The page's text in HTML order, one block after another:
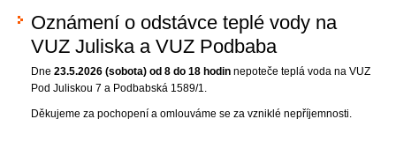
Oznámení o odstávce teplé vody na
VUZ Juliska a VUZ Podbaba
Dne 23.5.2026 (sobota) od 8 do 18 hodin nepoteče teplá voda na VUZ
Pod Juliskou 7 a Podbabská 1589/1.
Děkujeme za pochopení a omlouváme se za vzniklé nepříjemnosti.